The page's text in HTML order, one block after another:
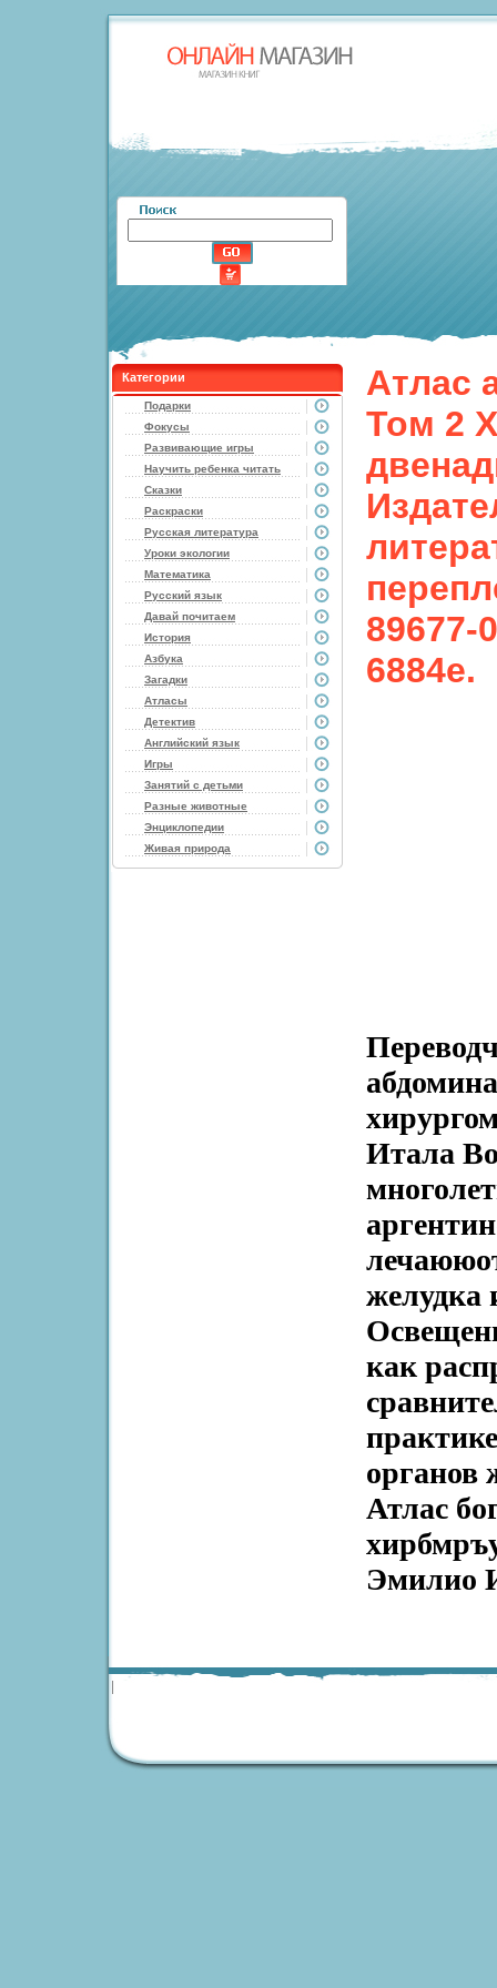
Категории
Подарки
Фокусы
Развивающие игры
Научить ребенка читать
Сказки
Раскраски
Русская литература
Уроки экологии
Математика
Русский язык
Давай почитаем
История
Азбука
Загадки
Атласы
Детектив
Английский язык
Игры
Занятий с детьми
Разные животные
Энциклопедии
Живая природа
Атлас
Том 2
89677-
6884e.
Итала
желудка
как
органов
Атлас
Эмилио